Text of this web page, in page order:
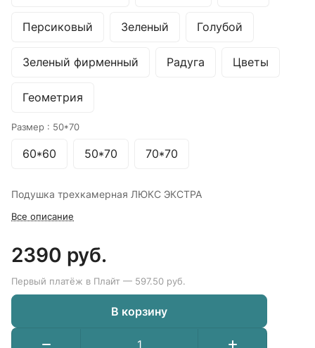
Персиковый Зеленый Голубой
Зеленый фирменный Радуга Цветы
Геометрия
Размер : 50*70
60*60 50*70 70*70
Подушка трехкамерная ЛЮКС ЭКСТРА
Все описание
2390 руб.
Первый платёж в Плайт — 597.50 руб.
В корзину